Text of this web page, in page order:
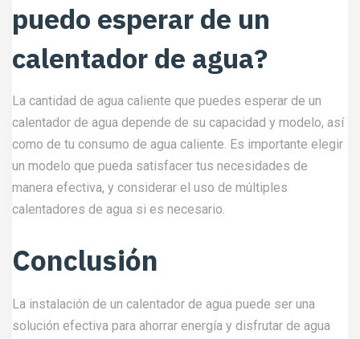
puedo esperar de un
calentador de agua?
La cantidad de agua caliente que puedes esperar de un
calentador de agua depende de su capacidad y modelo, así
como de tu consumo de agua caliente. Es importante elegir
un modelo que pueda satisfacer tus necesidades de
manera efectiva, y considerar el uso de múltiples
calentadores de agua si es necesario.
Conclusión
La instalación de un calentador de agua puede ser una
solución efectiva para ahorrar energía y disfrutar de agua